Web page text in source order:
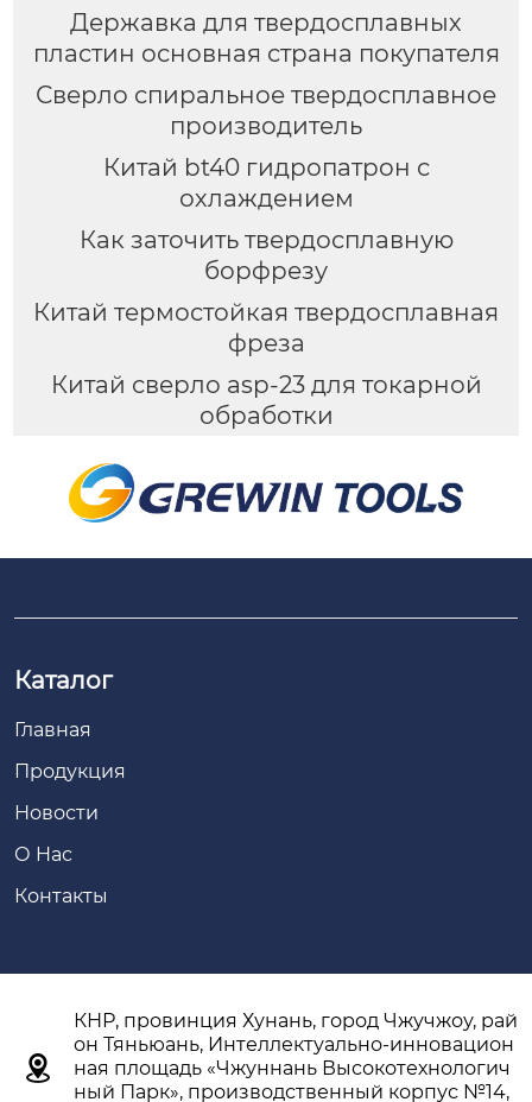
Державка для твердосплавных
пластин основная страна покупателя
Сверло спиральное твердосплавное
производитель
Китай bt40 гидропатрон с
охлаждением
Как заточить твердосплавную
борфрезу
Китай термостойкая твердосплавная
фреза
Китай сверло asp-23 для токарной
обработки
Каталог
Главная
Продукция
Новости
О Hас
Контакты

КНР, провинция Хунань, город Чжучжоу, рай
он Тяньюань, Интеллектуально-инновацион
ная площадь «Чжуннань Высокотехнологич
ный Парк», производственный корпус №14,